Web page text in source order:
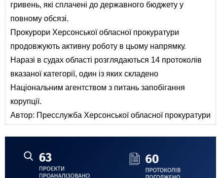
гривень, які сплачені до державного бюджету у
повному обсязі.
Прокурори Херсонської обласної прокуратури
продовжують активну роботу в цьому напрямку.
Наразі в судах області розглядаються 14 протоколів
вказаної категорії, один із яких складено
Національним агентством з питань запобігання
корупції.
Автор: Пресслужба Херсонської обласної прокуратури